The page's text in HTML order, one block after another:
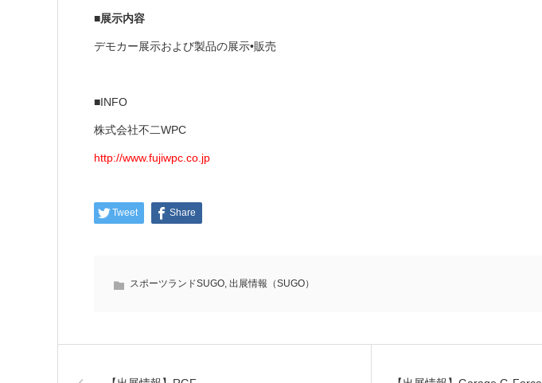
■展示内容
デモカー展示および製品の展示•販売
■INFO
株式会社不二WPC
http://www.fujiwpc.co.jp
Tweet Share
スポーツランドSUGO, 出展情報（SUGO）